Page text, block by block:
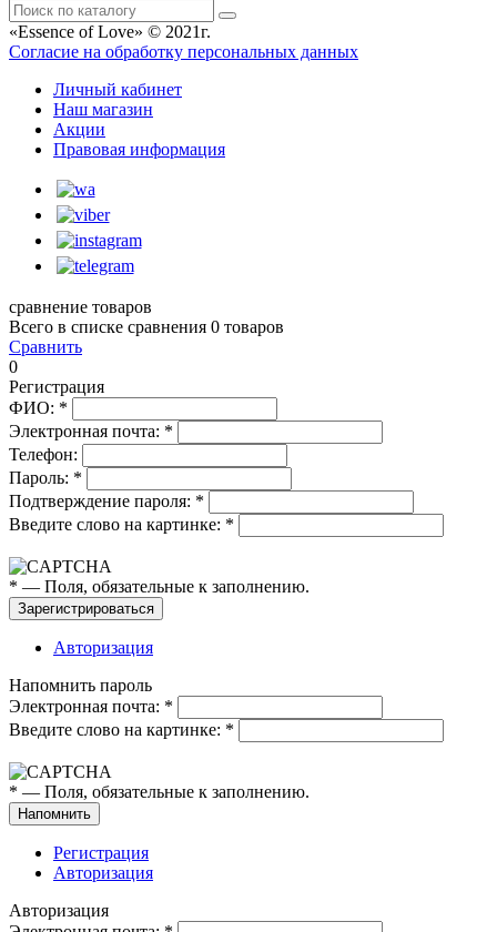
«Essence of Love» © 2021г.
Согласие на обработку персональных данных
Личный кабинет
Наш магазин
Акции
Правовая информация
сравнение товаров
Всего в списке сравнения 0 товаров
Сравнить
0
Регистрация
ФИО: *
Электронная почта: *
Телефон:
Пароль: *
Подтверждение пароля: *
Введите слово на картинке: *
* — Поля, обязательные к заполнению.
Авторизация
Напомнить пароль
Электронная почта: *
Введите слово на картинке: *
* — Поля, обязательные к заполнению.
Регистрация
Авторизация
Авторизация